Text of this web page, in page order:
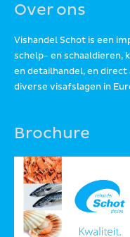
Over ons
Vishandel Schot is een
schelp- en schaaldieren,
en detailhandel, en direct
diverse visafslagen in
Brochure